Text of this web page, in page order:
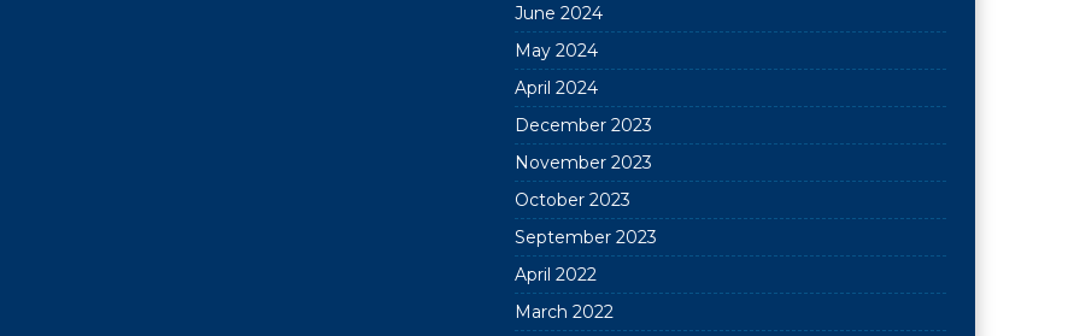
June 2024
May 2024
April 2024
December 2023
November 2023
October 2023
September 2023
April 2022
March 2022